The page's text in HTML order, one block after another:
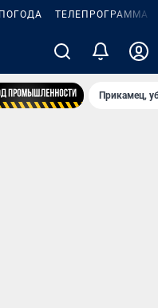
ПОГОДА ТЕЛЕПРОГРАММА
Прикамец,